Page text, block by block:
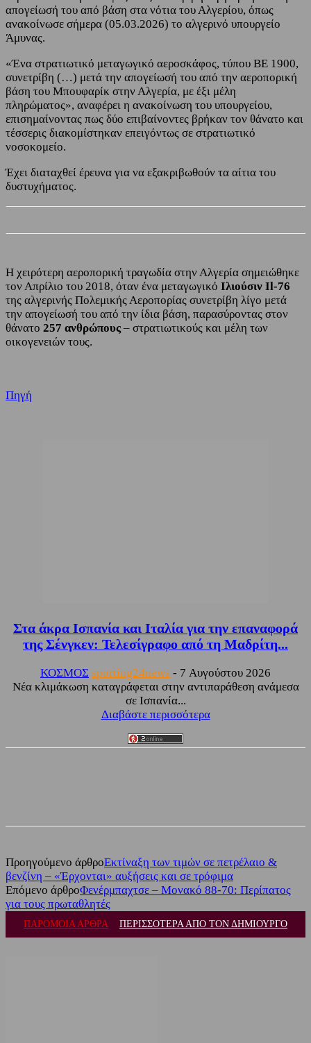
απογείωσή του από βάση στα νότια του Αλγερίου, όπως
ανακοίνωσε σήμερα (05.03.2026) το αλγερινό υπουργείο
Άμυνας.
«Ένα στρατιωτικό μεταγωγικό αεροσκάφος, τύπου BE 1900,
συνετρίβη (…) μετά την απογείωσή του από την αεροπορική
βάση του Μπουφαρίκ στην Αλγερία, με έξι μέλη
πληρώματος», αναφέρει η ανακοίνωση του υπουργείου,
επισημαίνοντας πως δύο επιβαίνοντες βρήκαν τον θάνατο και
τέσσερις διακομίστηκαν επειγόντως σε στρατιωτικό
νοσοκομείο.
Έχει διαταχθεί έρευνα για να εξακριβωθούν τα αίτια του
δυστυχήματος.
Η χειρότερη αεροπορική τραγωδία στην Αλγερία σημειώθηκε
τον Απρίλιο του 2018, όταν ένα μεταγωγικό Ιλιούσιν Il-76
της αλγερινής Πολεμικής Αεροπορίας συνετρίβη λίγο μετά
την απογείωσή του από την ίδια βάση, παρασύροντας στον
θάνατο 257 ανθρώπους – στρατιωτικούς και μέλη των
οικογενειών τους.
Πηγή
Στα άκρα Ισπανία και Ιταλία για την επαναφορά
της Σένγκεν: Τελεσίγραφο από τη Μαδρίτη...
ΚΟΣΜΟΣ sporting24news - 7 Αυγούστου 2026
Νέα κλιμάκωση καταγράφεται στην αντιπαράθεση ανάμεσα
σε Ισπανία...
Διαβάστε περισσότερα
Προηγούμενο άρθροΕκτίναξη των τιμών σε πετρέλαιο &
βενζίνη – «Έρχονται» αυξήσεις και σε τρόφιμα
Επόμενο άρθροΦενέρμπαχτσε – Μονακό 88-70: Περίπατος
για τους πρωταθλητές
ΠΑΡΟΜΟΙΑ ΑΡΘΡΑ ΠΕΡΙΣΣΟΤΕΡΑ ΑΠΟ ΤΟΝ ΔΗΜΙΟΥΡΓΟ